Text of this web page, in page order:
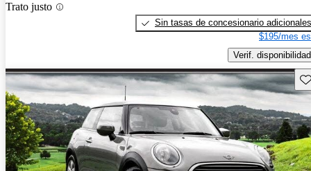
Trato justo
Sin tasas de concesionario adicionales
$195/mes
Verif. disponibilidad